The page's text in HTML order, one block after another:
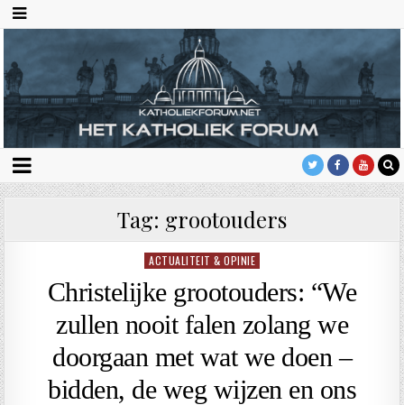
Tag: grootouders
Geplaatst
ACTUALITEIT & OPINIE
Christelijke grootouders: “We
zullen nooit falen zolang we
doorgaan met wat we doen –
bidden, de weg wijzen en ons